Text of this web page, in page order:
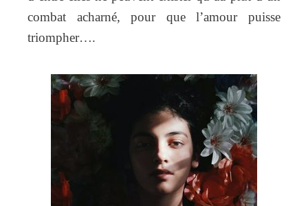
combat acharné, pour que l’amour puisse
triompher….